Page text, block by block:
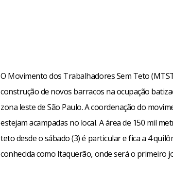
O Movimento dos Trabalhadores Sem Teto
construção de novos barracos na ocupação
zona leste de São Paulo. A coordenação do
estejam acampadas no local. A área de 150 mil
teto desde o sábado (3) é particular e fica a 4
conhecida como Itaquerão, onde será o primeiro